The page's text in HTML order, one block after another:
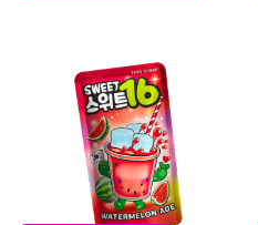
precio
original
era:
$2.990.
precio
actual
es:
$2.243.